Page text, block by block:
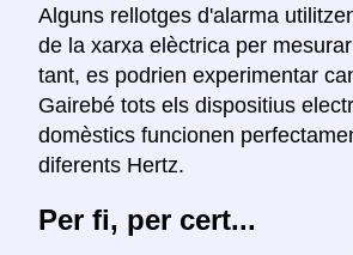
Alguns rellotges d'alarma
de la xarxa elèctrica per
tant, es podrien experimentar
Gairebé tots els dispositius
domèstics funcionen
diferents Hertz.
Per fi, per cert...